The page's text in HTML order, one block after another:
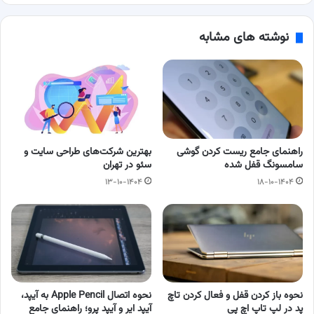
نوشته های مشابه
راهنمای جامع ریست کردن گوشی
سامسونگ قفل شده
۱۸-۱۰-۱۴۰۴
بهترین شرکت‌های طراحی سایت و
سئو در تهران
۱۳-۱۰-۱۴۰۴
نحوه باز کردن قفل و فعال کردن تاچ‌
پد در لپ‌ تاپ اچ‌ پی
نحوه اتصال Apple Pencil به آیپد،
آیپد ایر و آیپد پرو؛ راهنمای جامع